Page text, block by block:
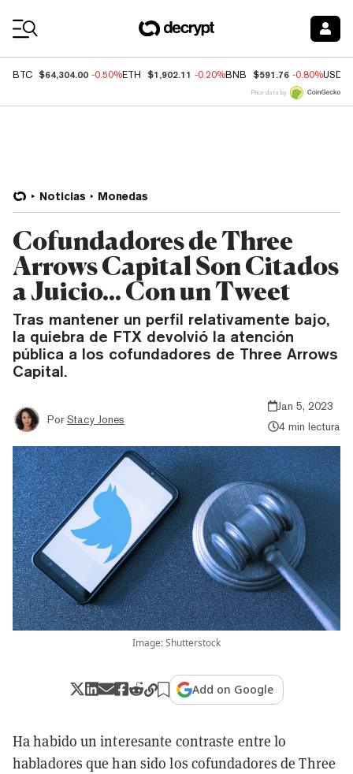
BTC $64,304.00 -0.50%ETH $1,902.11 -0.20%BNB $591.76 -0.80%USDC
Price data by
Noticias Monedas
Cofundadores de Three
Arrows Capital Son Citados
a Juicio... Con un Tweet
Tras mantener un perfil relativamente bajo,
la quiebra de FTX devolvió la atención
pública a los cofundadores de Three Arrows
Capital.
Por Stacy Jones
Jan 5, 2023
4 min lectura
Image: Shutterstock
Add on Google
Ha habido un interesante contraste entre lo
habladores que han sido los cofundadores de Three